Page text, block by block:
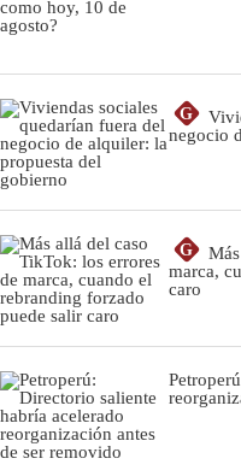
G
negocio
G
marca,
caro